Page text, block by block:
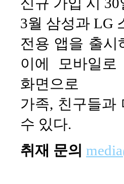
3월 삼성과 LG
전용 앱을 출시
이에 모바일
화면으로
가족, 친구들과
수 있다.
취재 문의